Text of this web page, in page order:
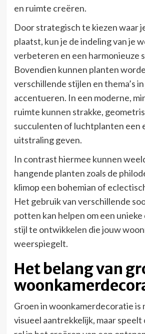
en ruimte creëren.
Door strategisch te kiezen waar
plaatst, kun je de indeling van je
verbeteren en een harmonieuze
Bovendien kunnen planten
verschillende stijlen en thema’s
accentueren. In een moderne,
ruimte kunnen strakke,
succulenten of luchtplanten een
uitstraling geven.
In contrast hiermee kunnen
hangende planten zoals de
klimop een bohemian of
Het gebruik van verschillende
potten kan helpen om een
stijl te ontwikkelen die jouw
weerspiegelt.
Het belang van
Groen in woonkamerdecoratie is
visueel aantrekkelijk, maar speelt